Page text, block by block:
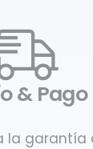
& Pago
la garantía